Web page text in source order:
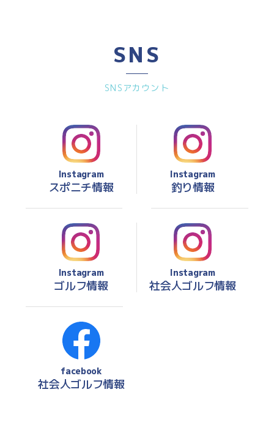
SNS
SNSアカウント
Instagram
スポニチ情報
Instagram
釣り情報
Instagram
ゴルフ情報
Instagram
社会人ゴルフ情報
facebook
社会人ゴルフ情報